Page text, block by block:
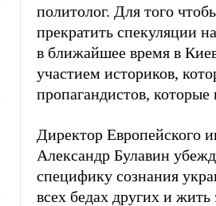
политолог. Для того
прекратить спекуляции
в ближайшее время в
участием историков,
пропагандистов,
Директор Европейского
Александр Булавин
специфику сознания
всех бедах других и